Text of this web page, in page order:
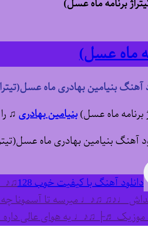
برنامه ماه عسل)
ماه عسل)
آهنگ بنیامین بهادری ماه
برنامه ماه عسل)بنیامین بهادری ♫
دانلود آهنگ با کیفیت خوب 128
♩♪♫ ♫♪♩ میرسه تا آسمونا چه
♬├ ♫♪♩ یه هوای عالی